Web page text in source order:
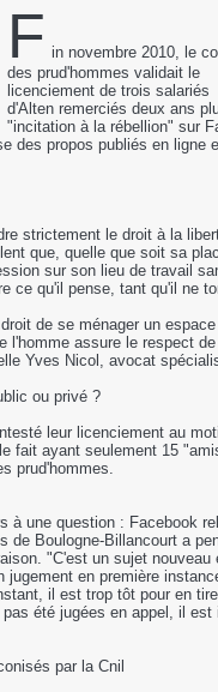
F in novembre 2010, le
des prud'hommes validait le
licenciement de trois salariés
d'Alten remerciés deux ans
"incitation à la rébellion" sur
des propos publiés en ligne
strictement le droit à la
que, quelle que soit sa
sur son lieu de travail
ce qu'il pense, tant qu'il ne
de se ménager un
l'homme assure le respect
Yves Nicol, avocat
ou privé ?
leur licenciement au
fait ayant seulement 15
prud'hommes.
à une question : Facebook
de Boulogne-Billancourt a
"C'est un sujet
jugement en première
il est trop tôt pour en
été jugées en appel, il
par la Cnil